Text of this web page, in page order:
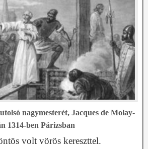
nagymesterét, Jacques de Molay-
1314-ben Párizsban
volt vörös kereszttel.